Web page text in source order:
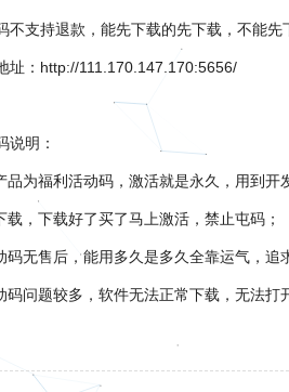
不支持退款，能先下载的先下载，不能
址：http://111.170.147.170:5656/
说明：
品为福利活动码，激活就是永久，用到开
载，下载好了买了马上激活，禁止屯码；
码无售后，能用多久是多久全靠运气，追
码问题较多，软件无法正常下载，无法打